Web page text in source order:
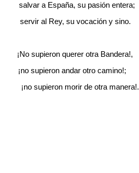
a España, su pasión entera;
al Rey, su vocación y sino.
supieron querer otra Bandera!,
supieron andar otro camino!;
morir de otra manera!.